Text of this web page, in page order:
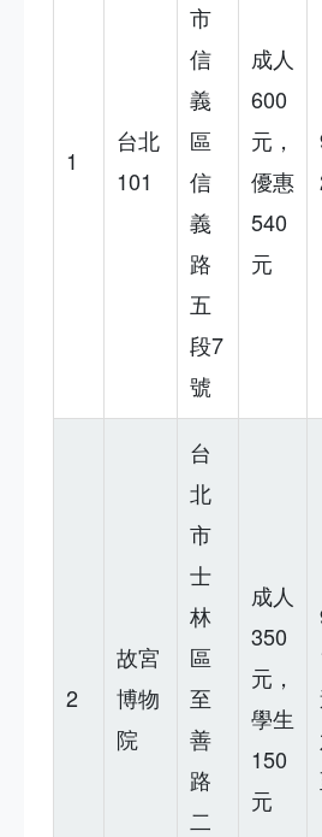
1
台北
101
市
信
義
區
信
義
路
五
段7
號
成人
600
元，
優惠
540
元
2
故宮
博物
院
台
北
市
士
林
區
至
善
路
二
成人
350
元，
學生
150
元